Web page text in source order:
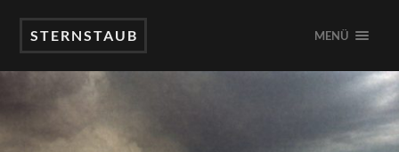
STERNSTAUB MENÜ